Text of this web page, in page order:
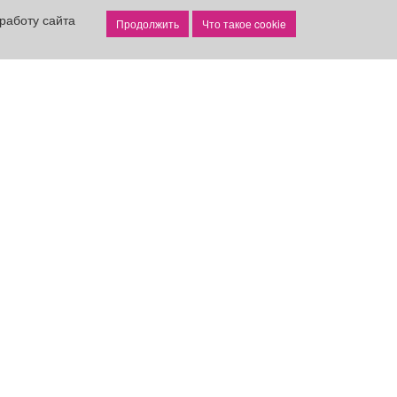
реклама
сайта
Что такое cookie